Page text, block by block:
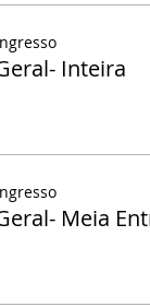
Inteira
Meia